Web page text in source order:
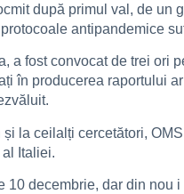
după primul val, de
antipandemice
a fost convocat de trei ori
în producerea raportului
la ceilalți cercetători,
Italiei.
10 decembrie, dar din